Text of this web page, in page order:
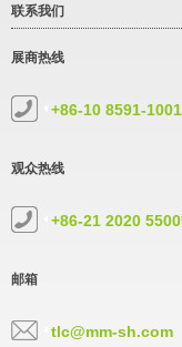
联系我们
展商热线
+86-10 8591-
观众热线
+86-21 2020
邮箱
tlc@mm-sh.com